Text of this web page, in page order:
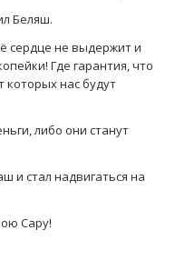
Беляш.
сердце не выдержит и
Где гарантия, что
которых нас будут
либо они станут
и стал надвигаться на
Сару!